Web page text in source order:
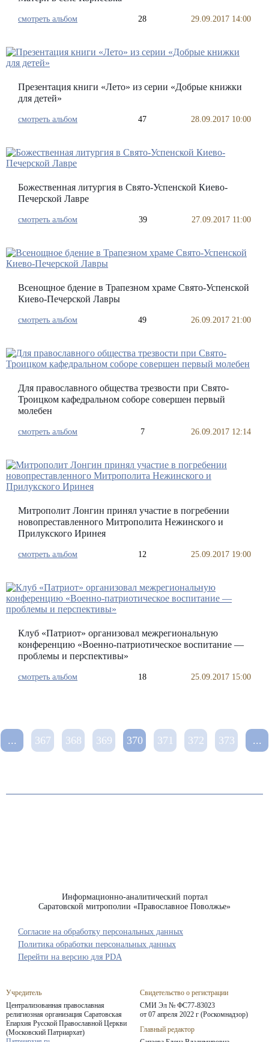
смотреть альбом 28 29.09.2017 14:00
Презентация книги «Лето» из серии «Добрые книжки
для детей»
смотреть альбом 47 28.09.2017 10:00
Божественная литургия в Свято-Успенской Киево-
Печерской Лавре
смотреть альбом 39 27.09.2017 11:00
Всенощное бдение в Трапезном храме Свято-Успенской
Киево-Печерской Лавры
смотреть альбом 49 26.09.2017 21:00
Для православного общества трезвости при Свято-
Троицком кафедральном соборе совершен первый
молебен
смотреть альбом 7 26.09.2017 12:14
Митрополит Лонгин принял участие в погребении
новопреставленного Митрополита Нежинского и
Прилукского Иринея
смотреть альбом 12 25.09.2017 19:00
Клуб «Патриот» организовал межрегиональную
конференцию «Военно-патриотическое воспитание —
проблемы и перспективы»
смотреть альбом 18 25.09.2017 15:00
... 367 368 369 370 371 372 373 ...
Информационно-аналитический портал
Саратовской митрополии «Православное Поволжье»
Учредитель
Централизованная православная
религиозная организация Саратовская
Епархия Русской Православной Церкви
(Московский Патриархат)
Свидетельство о регистрации
СМИ Эл № ФС77-83023
от 07 апреля 2022 г (Роскомнадзор)
Главный редактор
Согласие на обработку персональных данных
Политика обработки персональных данных
Перейти на версию для PDA